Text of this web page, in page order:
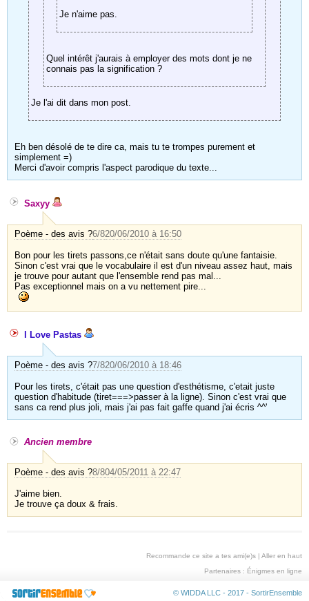
Je n'aime pas.
Quel intérêt j'aurais à employer des mots dont je ne
connais pas la signification ?
Je l'ai dit dans mon post.
Eh ben désolé de te dire ca, mais tu te trompes purement et
simplement =)
Merci d'avoir compris l'aspect parodique du texte...
Saxyy
Poème - des avis ?6/820/06/2010 à 16:50
Bon pour les tirets passons,ce n'était sans doute qu'une fantaisie.
Sinon c'est vrai que le vocabulaire il est d'un niveau assez haut, mais
je trouve pour autant que l'ensemble rend pas mal...
Pas exceptionnel mais on a vu nettement pire...
I Love Pastas
Poème - des avis ?7/820/06/2010 à 18:46
Pour les tirets, c'était pas une question d'esthétisme, c'etait juste
question d'habitude (tiret===>passer à la ligne). Sinon c'est vrai que
sans ca rend plus joli, mais j'ai pas fait gaffe quand j'ai écris ^^'
Ancien membre
Poème - des avis ?8/804/05/2011 à 22:47
J'aime bien.
Je trouve ça doux & frais.
Recommande ce site a tes ami(e)s
Aller en haut
Partenaires : Énigmes en ligne
© WIDDA LLC - 2017 - SortirEnsemble